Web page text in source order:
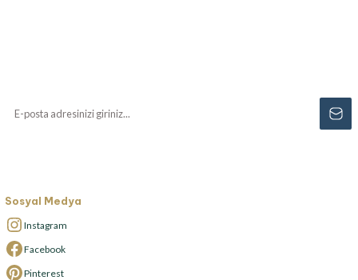
Sosyal Medya
Instagram
Facebook
Pinterest